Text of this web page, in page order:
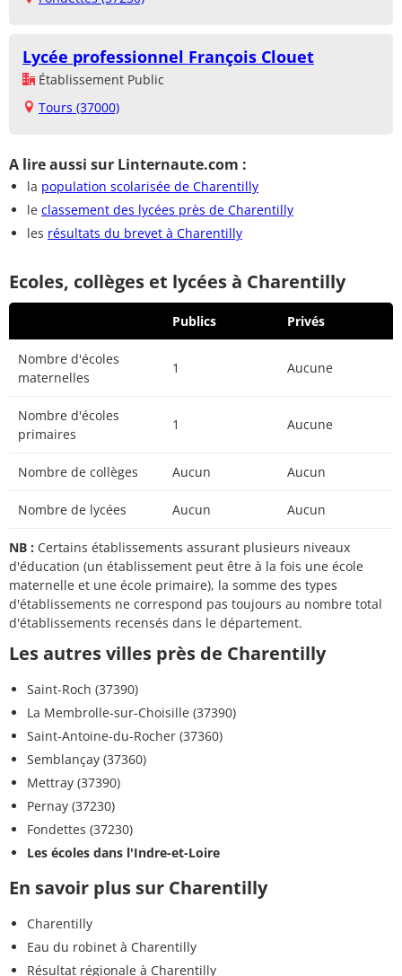
Lycée professionnel François Clouet
Établissement Public
Tours (37000)
A lire aussi sur Linternaute.com :
la population scolarisée de Charentilly
le classement des lycées près de Charentilly
les résultats du brevet à Charentilly
Ecoles, collèges et lycées à Charentilly
Publics Privés
Nombre d'écoles
maternelles
1 Aucune
Nombre d'écoles
primaires
1 Aucune
Nombre de collèges Aucun Aucun
Nombre de lycées Aucun Aucun
NB : Certains établissements assurant plusieurs niveaux
d'éducation (un établissement peut être à la fois une école
maternelle et une école primaire), la somme des types
d'établissements ne correspond pas toujours au nombre total
d'établissements recensés dans le département.
Les autres villes près de Charentilly
Saint-Roch (37390)
La Membrolle-sur-Choisille (37390)
Saint-Antoine-du-Rocher (37360)
Semblançay (37360)
Mettray (37390)
Pernay (37230)
Fondettes (37230)
Les écoles dans l'Indre-et-Loire
En savoir plus sur Charentilly
Charentilly
Eau du robinet à Charentilly
Résultat régionale à Charentilly